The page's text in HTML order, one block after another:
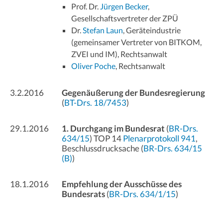
Prof. Dr.Jürgen Becker,
Gesellschaftsvertreter der ZPÜ
Dr.Stefan Laun, Geräteindustrie
(gemeinsamer Vertreter von BITKOM,
ZVEI und IM), Rechtsanwalt
Oliver Poche, Rechtsanwalt
3.2.2016
Gegenäußerung der Bundesregierung
(BT-Drs. 18/7453)
29.1.2016 1. Durchgang im Bundesrat (BR-Drs.
634/15) TOP 14Plenarprotokoll 941,
Beschlussdrucksache (BR-Drs. 634/15
(B))
18.1.2016
Empfehlung der Ausschüsse des
Bundesrats(BR-Drs. 634/1/15)